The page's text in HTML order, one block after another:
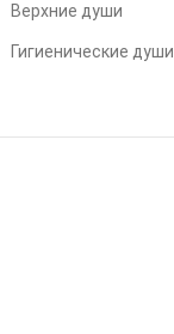
Верхние души
Гигиенические души